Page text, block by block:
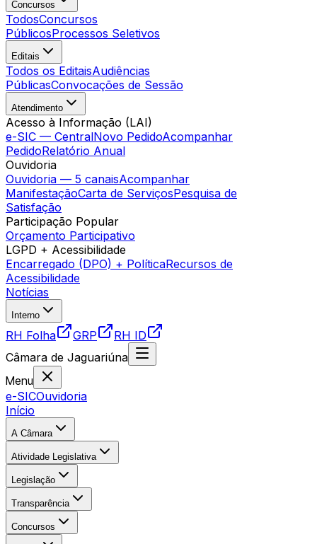
Concursos
TodosConcursos
PúblicosProcessos Seletivos
Editais
Todos os EditaisAudiências
PúblicasConvocações de Sessão
Atendimento
Acesso à Informação (LAI)
e-SIC — CentralNovo PedidoAcompanhar
PedidoRelatório Anual
Ouvidoria
Ouvidoria — 5 canaisAcompanhar
ManifestaçãoCarta de ServiçosPesquisa de
Satisfação
Participação Popular
Orçamento Participativo
LGPD + Acessibilidade
Encarregado (DPO) + PolíticaRecursos de
Acessibilidade
Notícias
Interno
RH Folha GRP
RH ID
Câmara de Jaguariúna
Menu
e-SICOuvidoria
Início
A Câmara
Atividade Legislativa
Legislação
Transparência
Concursos